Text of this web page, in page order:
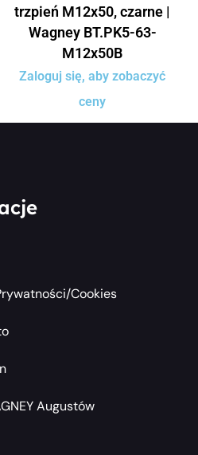
trzpień M12x50, czarne |
Wagney BT.PK5-63-
M12x50B
Zaloguj się, aby zobaczyć
ceny
cookies
Augustów